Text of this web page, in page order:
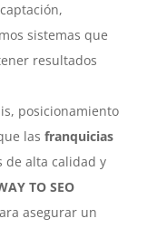
sistemas que
resultados
posicionamiento
las franquicias
alta calidad y
TO SEO
asegurar un